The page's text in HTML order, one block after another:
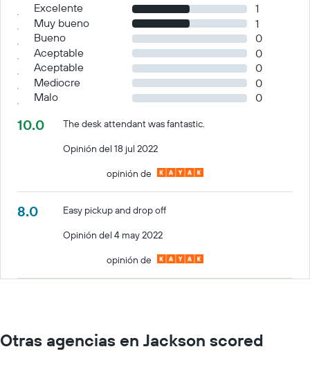
Excelente
1
Muy bueno
1
Bueno
0
Aceptable
0
Aceptable
0
Mediocre
0
Malo
0
10.0
The desk attendant was fantastic.
Opinión del 18 jul 2022
opinión de
8.0
Easy pickup and drop off
Opinión del 4 may 2022
opinión de
Otras agencias en Jackson scored